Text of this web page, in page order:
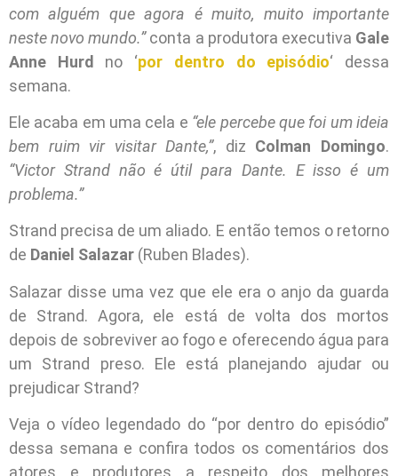
com alguém que agora é muito, muito importante
neste novo mundo.”conta a produtora executiva Gale
Anne Hurd no ‘por dentro do episódio‘ dessa
semana.
Ele acaba em uma cela e “ele percebe que foi um ideia
bem ruim vir visitar Dante,”, diz Colman Domingo.
“Victor Strand não é útil para Dante. E isso é um
problema.”
Strand precisa de um aliado. E então temos o retorno
de Daniel Salazar (Ruben Blades).
Salazar disse uma vez que ele era o anjo da guarda
de Strand. Agora, ele está de volta dos mortos
depois de sobreviver ao fogo e oferecendo água para
um Strand preso. Ele está planejando ajudar ou
prejudicar Strand?
Veja o vídeo legendado do “por dentro do episódio”
dessa semana e confira todos os comentários dos
atores e produtores a respeito dos melhores